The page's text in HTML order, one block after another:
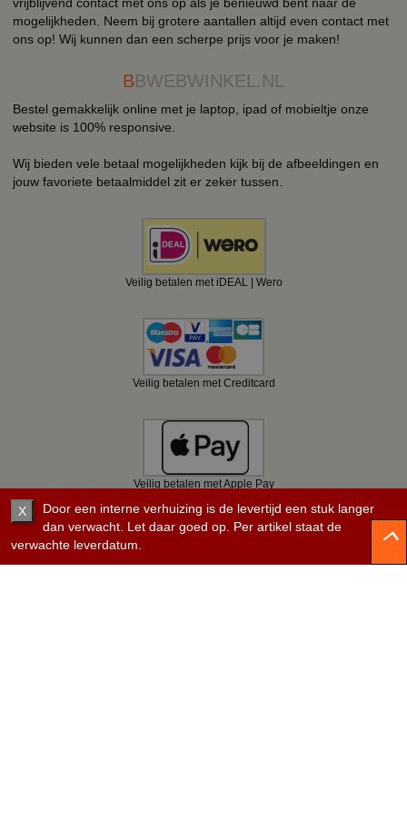
vrijblijvend contact met ons op als je benieuwd bent naar de
mogelijkheden. Neem bij grotere aantallen altijd even contact met
ons op! Wij kunnen dan een scherpe prijs voor je maken!
BBWEBWINKEL.NL
Bestel gemakkelijk online met je laptop, ipad of mobieltje onze
website is 100% responsive.
Wij bieden vele betaal mogelijkheden kijk bij de afbeeldingen en
jouw favoriete betaalmiddel zit er zeker tussen.
Veilig betalen met iDEAL | Wero
Veilig betalen met Creditcard
Veilig betalen met Apple Pay
X
Door een interne verhuizing is de levertijd een stuk langer
dan verwacht. Let daar goed op. Per artikel staat de
verwachte leverdatum.